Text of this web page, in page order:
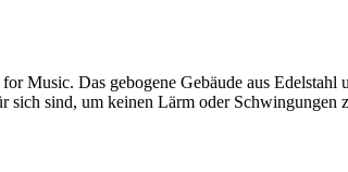
Music. Das gebogene Gebäude aus Edelstahl
sich sind, um keinen Lärm oder Schwingungen